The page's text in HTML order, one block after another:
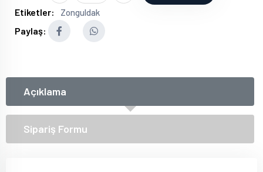
Etiketler: Zonguldak
Paylaş:
Açıklama
Sipariş Formu